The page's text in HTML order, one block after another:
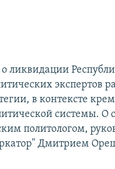
о ликвидации
экспертов
в контексте
системы. О
политологом,
Дмитрием